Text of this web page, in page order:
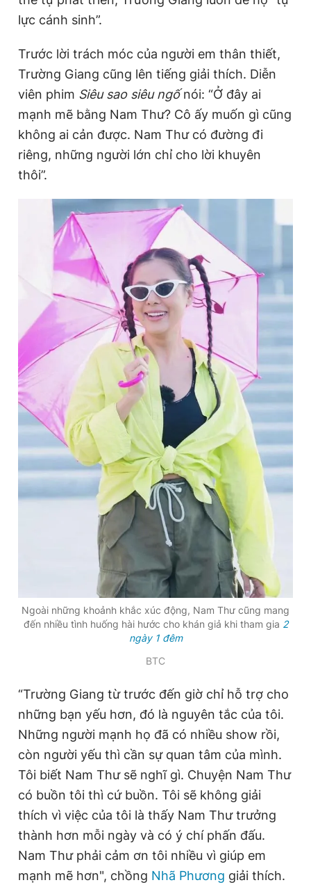
lực cánh sinh”.
Trước lời trách móc của người em thân thiết,
Trường Giang cũng lên tiếng giải thích. Diễn
viên phim Siêu sao siêu ngốnói: “Ở đây ai
mạnh mẽ bằng Nam Thư? Cô ấy muốn gì cũng
không ai cản được. Nam Thư có đường đi
riêng, những người lớn chỉ cho lời khuyên
thôi”.
Ngoài những khoảnh khắc xúc động, Nam Thư cũng mang
đến nhiều tình huống hài hước cho khán giả khi tham gia 2
ngày 1 đêm
BTC
“Trường Giang từ trước đến giờ chỉ hỗ trợ cho
những bạn yếu hơn, đó là nguyên tắc của tôi.
Những người mạnh họ đã có nhiều show rồi,
còn người yếu thì cần sự quan tâm của mình.
Tôi biết Nam Thư sẽ nghĩ gì. Chuyện Nam Thư
có buồn tôi thì cứ buồn. Tôi sẽ không giải
thích vì việc của tôi là thấy Nam Thư trưởng
thành hơn mỗi ngày và có ý chí phấn đấu.
Nam Thư phải cảm ơn tôi nhiều vì giúp em
mạnh mẽ hơn", chồng Nhã Phương giải thích.